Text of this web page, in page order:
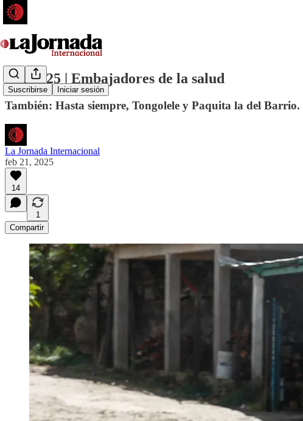
Suscribirse Iniciar sesión
21 feb 25 | Embajadores de la salud
También: Hasta siempre, Tongolele y Paquita la del
La Jornada Internacional
feb 21, 2025
14
1
Compartir